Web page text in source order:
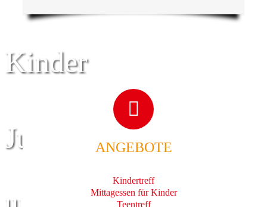
Kinder
Jugend ANGEBOTE
Kindertreff
Mittagessen für Kinder
Teentreff